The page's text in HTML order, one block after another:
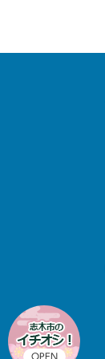
OPEN